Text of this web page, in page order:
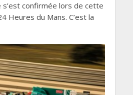
s’est confirmée lors de cette
Heures du Mans. C’est la